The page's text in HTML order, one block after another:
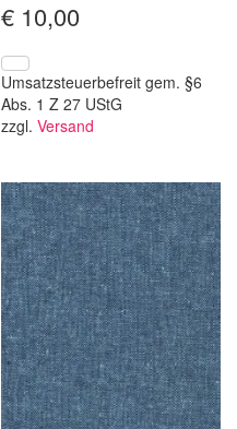
€ 10,00
Umsatzsteuerbefreit gem. §6
Abs. 1 Z 27 UStG
zzgl.Versand